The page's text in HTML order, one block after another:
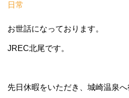
日常
お世話になっております。
JREC北尾です。
先日休暇をいただき、城崎温泉へ